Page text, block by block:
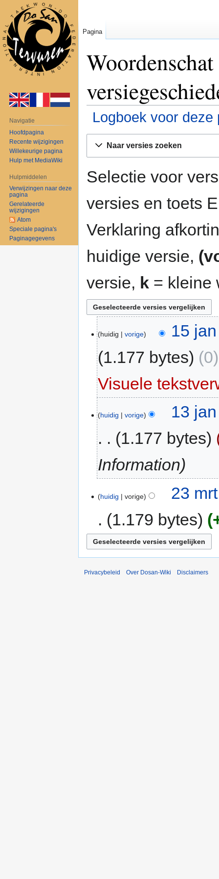
Logboek voor deze
navigatie
zoekenNaar versies zoeken
Selectie voor
versies en toets
Verklaring
huidige versie,
versie, k = kleine
huidig vorige
15
1.177 bytes
0
Visuele
huidig vorige
13
1.177 bytes
Information
huidig vorige
23
1.179 bytes
Pagina
Navigatie
Hoofdpagina
Recente wijzigingen
Willekeurige pagina
Hulp met MediaWiki
Hulpmiddelen
Verwijzingen naar deze
pagina
Gerelateerde
wijzigingen
Atom
Speciale pagina's
Paginagegevens
Privacybeleid Over Dosan-Wiki Disclaimers